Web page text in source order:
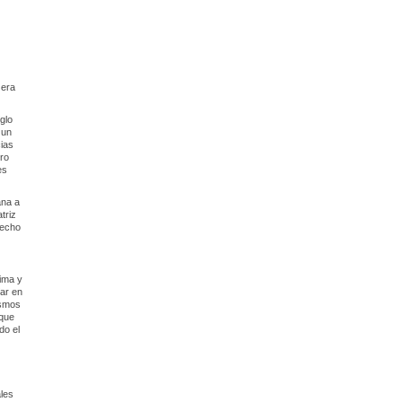
a
y
en
el